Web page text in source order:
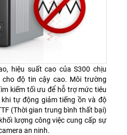
hiệu suất cao của S300 chịu
độ tin cậy cao. Môi trường
kiếm tối ưu để hỗ trợ mức tiêu
tự động giảm tiếng ồn và độ
(Thời gian trung bình thất bại)
lượng công việc cung cấp sự
an ninh.